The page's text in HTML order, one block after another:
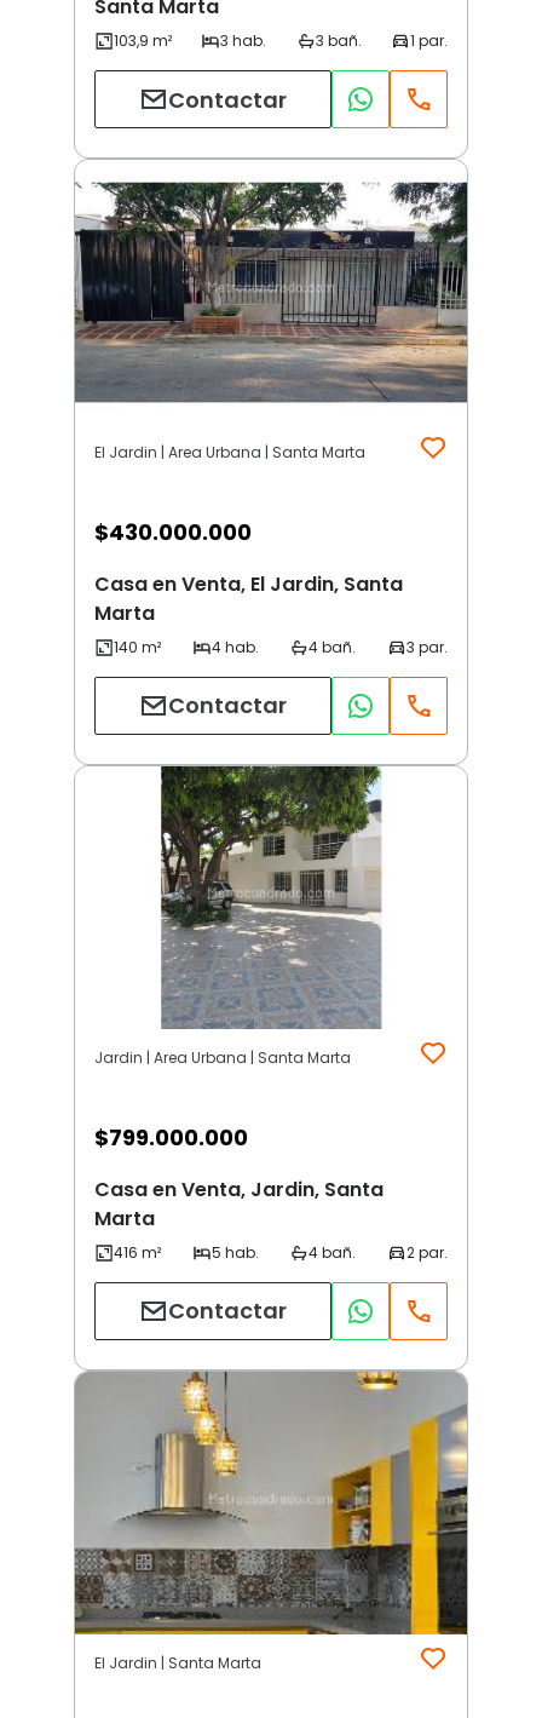
Santa Marta
Contactar
El Jardin | Area Urbana | Santa Marta
$430.000.000
Casa en Venta, El Jardin, Santa
Marta
Contactar
Jardin | Area Urbana | Santa Marta
$799.000.000
Casa en Venta, Jardin, Santa
Marta
Contactar
El Jardin | Santa Marta